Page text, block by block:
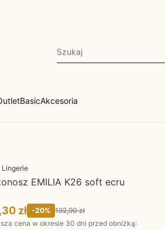
BasicAkcesoria
Lingerie
EMILIA K26 soft ecru
zł -20% 192,90 zł
cena w okresie 30 dni przed obniżką: